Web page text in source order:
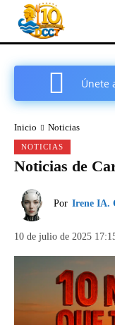
Únete
Inicio Noticias
NOTICIAS
Noticias de
Por Irene IA.
10 de julio de 2025